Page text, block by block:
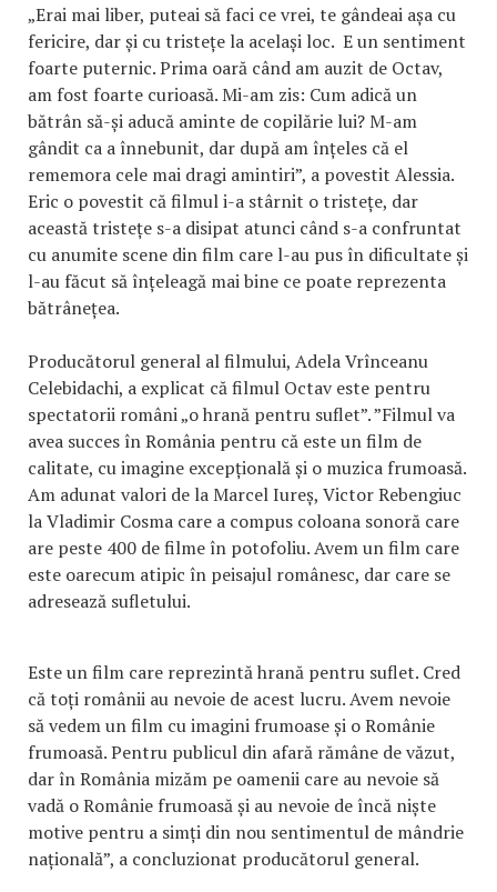
„Erai mai liber, puteai să faci ce vrei, te gândeai așa cu
fericire, dar și cu tristețe la același loc. E un sentiment
foarte puternic. Prima oară când am auzit de Octav,
am fost foarte curioasă. Mi-am zis: Cum adică un
bătrân să-și aducă aminte de copilărie lui? M-am
gândit ca a înnebunit, dar după am înțeles că el
rememora cele mai dragi amintiri”, a povestit Alessia.
Eric o povestit că filmul i-a stârnit o tristețe, dar
această tristețe s-a disipat atunci când s-a confruntat
cu anumite scene din film care l-au pus în dificultate și
l-au făcut să înțeleagă mai bine ce poate reprezenta
bătrânețea.
Producătorul general al filmului, Adela Vrînceanu
Celebidachi, a explicat că filmul Octav este pentru
spectatorii români „o hrană pentru suflet”. ”Filmul va
avea succes în România pentru că este un film de
calitate, cu imagine excepțională și o muzica frumoasă.
Am adunat valori de la Marcel Iureș, Victor Rebengiuc
la Vladimir Cosma care a compus coloana sonoră care
are peste 400 de filme în potofoliu. Avem un film care
este oarecum atipic în peisajul românesc, dar care se
adresează sufletului.
Este un film care reprezintă hrană pentru suflet. Cred
că toți românii au nevoie de acest lucru. Avem nevoie
să vedem un film cu imagini frumoase și o Românie
frumoasă. Pentru publicul din afară rămâne de văzut,
dar în România mizăm pe oamenii care au nevoie să
vadă o Românie frumoasă și au nevoie de încă niște
motive pentru a simți din nou sentimentul de mândrie
națională”, a concluzionat producătorul general.